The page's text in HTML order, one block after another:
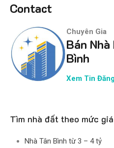
Contact
Chuyên Gia
Bán
Bình
Xem Tin
Tìm nhà đất theo mức giá
Nhà Tân Bình từ 3 – 4 tỷ